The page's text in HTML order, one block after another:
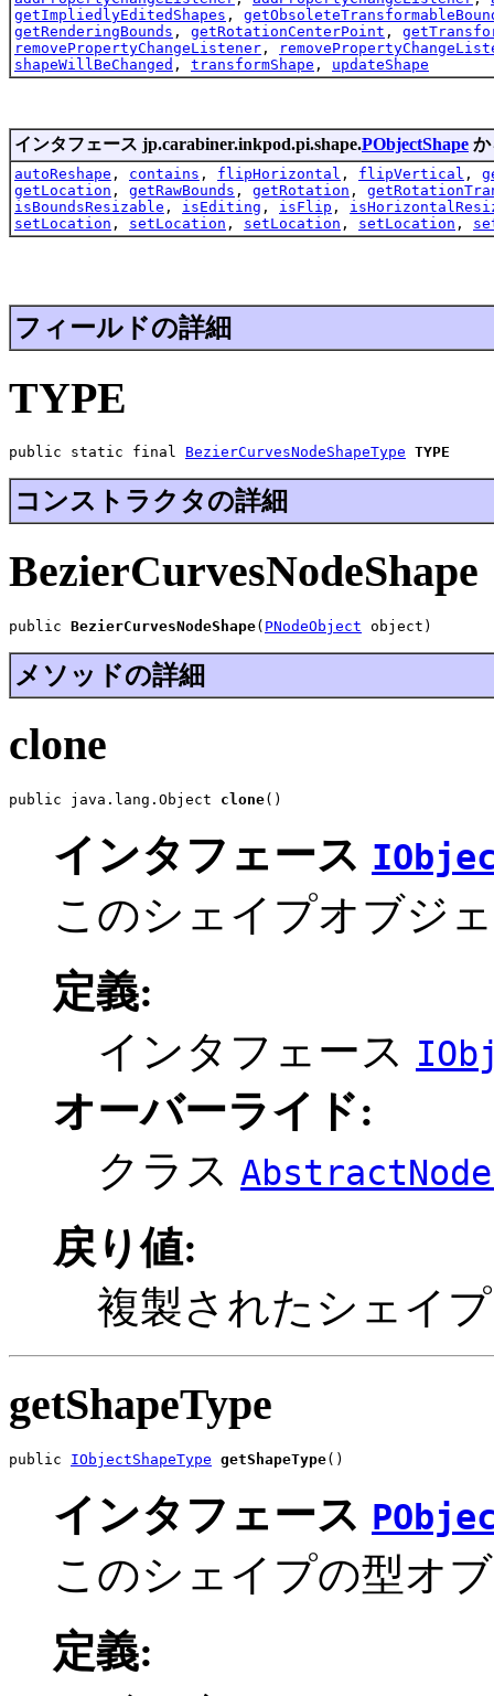
getImpliedlyEditedShapes ,
getRenderingBounds , getRotationCenterPoint ,
removePropertyChangeListener ,
shapeWillBeChanged , transformShape , updateShape
インタフェース jp.carabiner.inkpod.pi.shape.PObjectShape か
autoReshape , contains , flipHorizontal , flipVertical ,
getLocation , getRawBounds , getRotation ,
isBoundsResizable , isEditing , isFlip ,
setLocation , setLocation , setLocation , setLocation ,
フィールドの詳細
TYPE
public static final BezierCurvesNodeShapeType TYPE
コンストラクタの詳細
BezierCurvesNodeShape
public BezierCurvesNodeShape( PNodeObject object)
メソッドの詳細
clone
public java.lang.Object clone()
インタフェース
このシェイプオブジ
定義:
インタフェース
オーバーライド:
クラス
戻り値:
複製されたシェイ
getShapeType
public IObjectShapeType getShapeType()
インタフェース
このシェイプの型オ
定義: